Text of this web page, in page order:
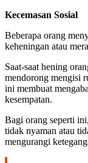
Kecemasan Sosial
Beberapa orang
keheningan atau
Saat-saat hening
mendorong mengisi
ini membuat
kesempatan.
Bagi orang seperti
tidak nyaman atau
mengurangi